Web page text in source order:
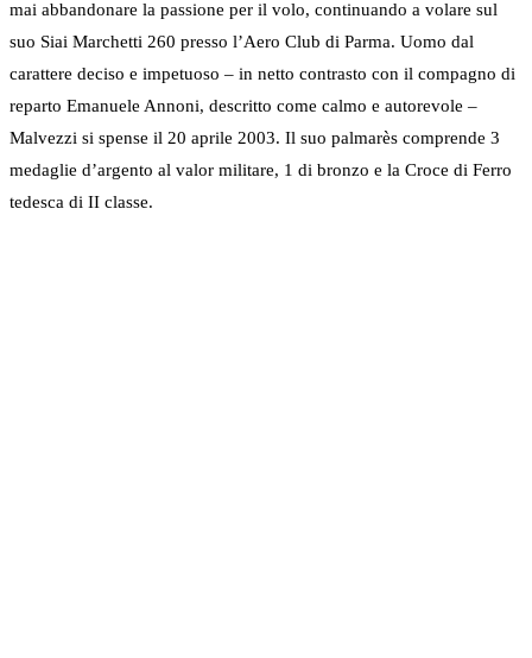
mai abbandonare la passione per il volo, continuando a volare sul
suo Siai Marchetti 260 presso l’Aero Club di Parma. Uomo dal
carattere deciso e impetuoso – in netto contrasto con il compagno di
reparto Emanuele Annoni, descritto come calmo e autorevole –
Malvezzi si spense il 20 aprile 2003. Il suo palmarès comprende 3
medaglie d’argento al valor militare, 1 di bronzo e la Croce di Ferro
tedesca di II classe.